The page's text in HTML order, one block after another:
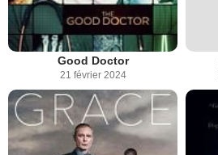
Good Doctor
21 février 2024